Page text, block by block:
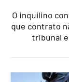
O inquilino
que contrato
tribunal